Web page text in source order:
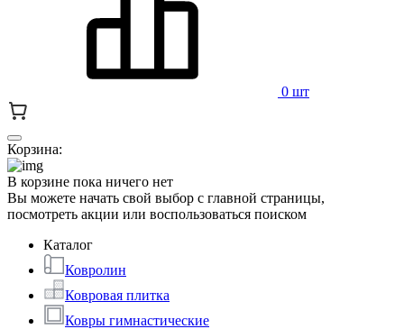
0 шт
Корзина:
В корзине пока ничего нет
Вы можете начать свой выбор с главной страницы,
посмотреть акции или воспользоваться поиском
Каталог
Ковролин
Ковровая плитка
Ковры гимнастические